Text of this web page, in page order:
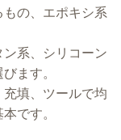
の、エポキシ系
系、シリコーン
ます。
填、ツールで均
です。